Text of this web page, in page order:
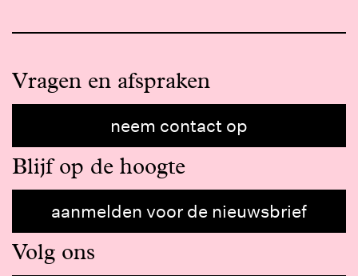
Vragen en afspraken
neem contact op
Blijf op de hoogte
aanmelden voor de nieuwsbrief
Volg ons